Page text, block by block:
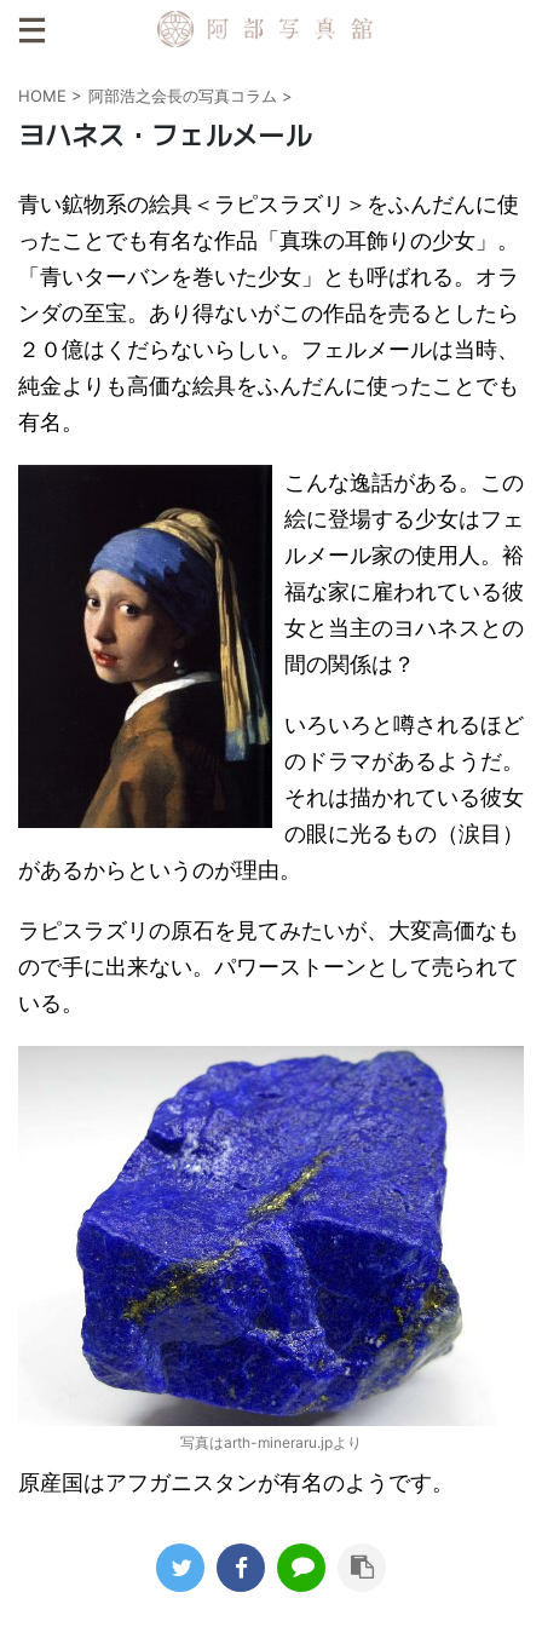
HOME > 阿部浩之会長の写真コラム >
ヨハネス・フェルメール
青い鉱物系の絵具＜ラピスラズリ＞をふんだんに使
ったことでも有名な作品「真珠の耳飾りの少女」。
「青いターバンを巻いた少女」とも呼ばれる。オラ
ンダの至宝。あり得ないがこの作品を売るとしたら
２０億はくだらないらしい。フェルメールは当時、
純金よりも高価な絵具をふんだんに使ったことでも
有名。
こんな逸話がある。この
絵に登場する少女はフェ
ルメール家の使用人。裕
福な家に雇われている彼
女と当主のヨハネスとの
間の関係は？
いろいろと噂されるほど
のドラマがあるようだ。
それは描かれている彼女
の眼に光るもの（涙目）
があるからというのが理由。
ラピスラズリの原石を見てみたいが、大変高価なも
ので手に出来ない。パワーストーンとして売られて
いる。
写真はarth-mineraru.jpより
原産国はアフガニスタンが有名のようです。